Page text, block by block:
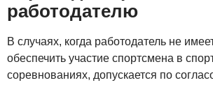
работодателю
В случаях, когда работодатель не
обеспечить участие спортсмена в
соревнованиях, допускается по